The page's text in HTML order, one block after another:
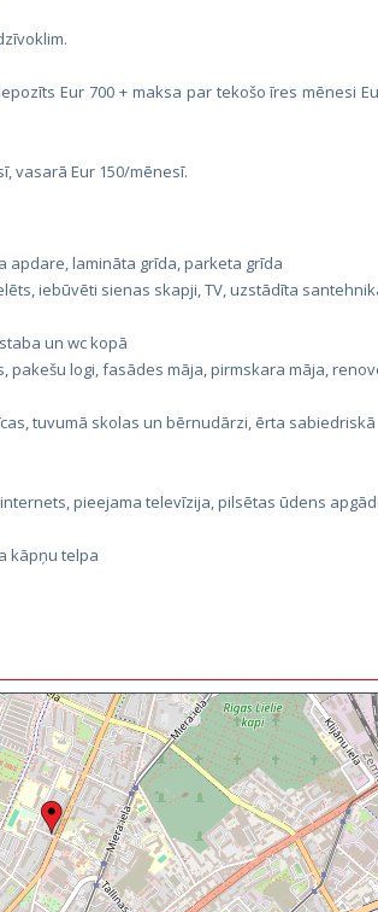
Eur 700 + maksa par tekošo īres mēnesi
vasarā Eur 150/mēnesī.
apdare, lamināta grīda, parketa grīda
iebūvēti sienas skapji, TV, uzstādīta
un wc kopā
pakešu logi, fasādes māja, pirmskara māja,
tuvumā skolas un bērnudārzi, ērta sabiedriskā
pieejama televīzija, pilsētas ūdens
kāpņu telpa